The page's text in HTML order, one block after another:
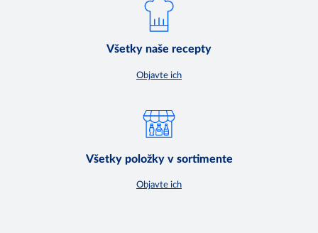
Všetky naše recepty
Objavte ich
Všetky položky v sortimente
Objavte ich